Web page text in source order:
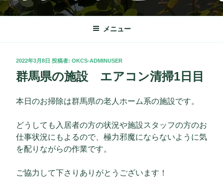
コ
ン
ン
OKクリーンサービス
栃木市を中心に理想の快適な暮らしをサポート致します。
メニュー
投
稿
日:
2022年3月8日 投稿者: OKCS-ADMINUSER
群馬県の施設 エアコン清掃1日目
本日のお掃除は群馬県の老人ホーム系の施設です。
どうしても入居者の方の状況や施設スタッフの方のお
仕事状況にもよるので、極力邪魔にならないように気
を配りながらの作業です。
ご協力して下さりありがとうございます！